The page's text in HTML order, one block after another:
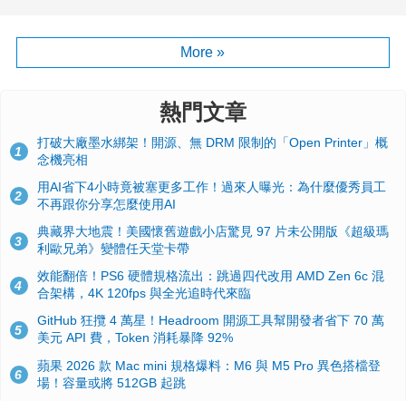
More »
熱門文章
1
打破大廠墨水綁架！開源、無 DRM 限制的「Open Printer」概
念機亮相
2
用AI省下4小時竟被塞更多工作！過來人曝光：為什麼優秀員工
不再跟你分享怎麼使用AI
3
典藏界大地震！美國懷舊遊戲小店驚見 97 片未公開版《超級瑪
利歐兄弟》變體任天堂卡帶
4
效能翻倍！PS6 硬體規格流出：跳過四代改用 AMD Zen 6c 混
合架構，4K 120fps 與全光追時代來臨
5
GitHub 狂攬 4 萬星！Headroom 開源工具幫開發者省下 70 萬
美元 API 費，Token 消耗暴降 92%
6
蘋果 2026 款 Mac mini 規格爆料：M6 與 M5 Pro 異色搭檔登
場！容量或將 512GB 起跳